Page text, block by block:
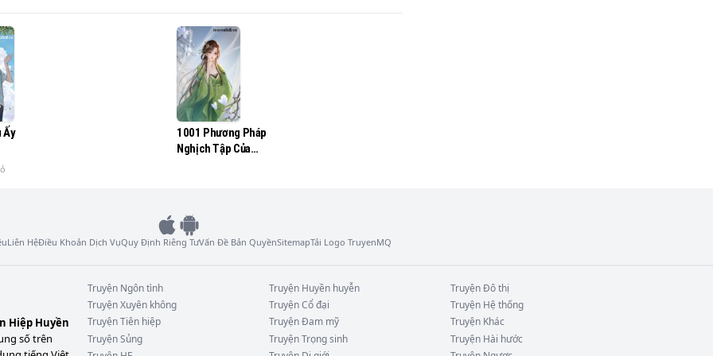
ta lại đánh con! Ly hôn, không thể được, nhà họ Diệp chúng
một ngày, Diệp Mạn không hề do dự viết một lá thư trình
Ấy
1001 Phương Pháp
Nghịch Tập Của
Liên HệĐiều Khoản Dịch VụQuy Định Riêng TưVấn Đề Bản QuyềnSitemapTải Logo TruyenMQ
Hiệp Huyền
số trên
Truyện Ngôn tình Truyện Huyền huyễn TruyệnĐô thị
TruyệnXuyên không TruyệnCổ đại Truyện Hệ thống
TruyệnTiên hiệp TruyệnĐam mỹ Truyện Khác
TruyệnSủng TruyệnTrọng sinh Truyện Hài hước